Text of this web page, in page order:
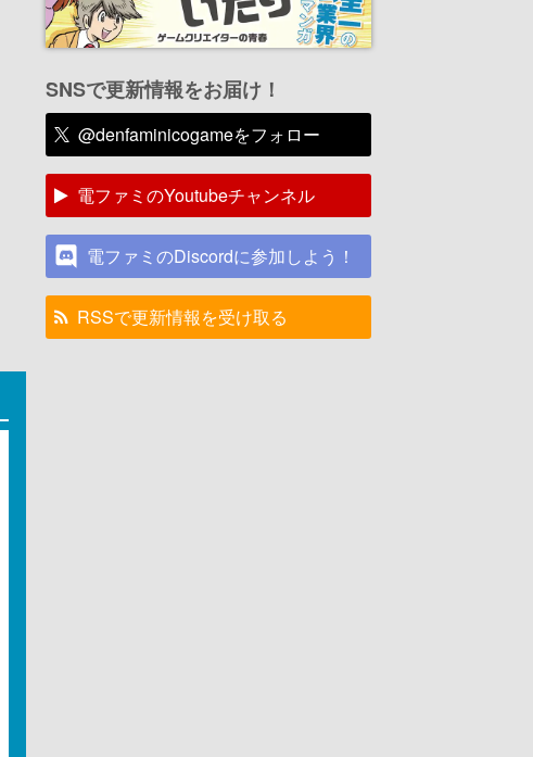
SNSで更新情報をお届け！
@denfaminicogameをフォロー
電ファミのYoutubeチャンネル
電ファミのDiscordに参加しよう！
RSSで更新情報を受け取る